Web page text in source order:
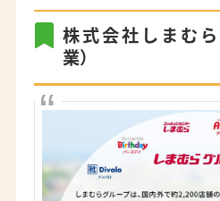
株式会社しまむ
業）